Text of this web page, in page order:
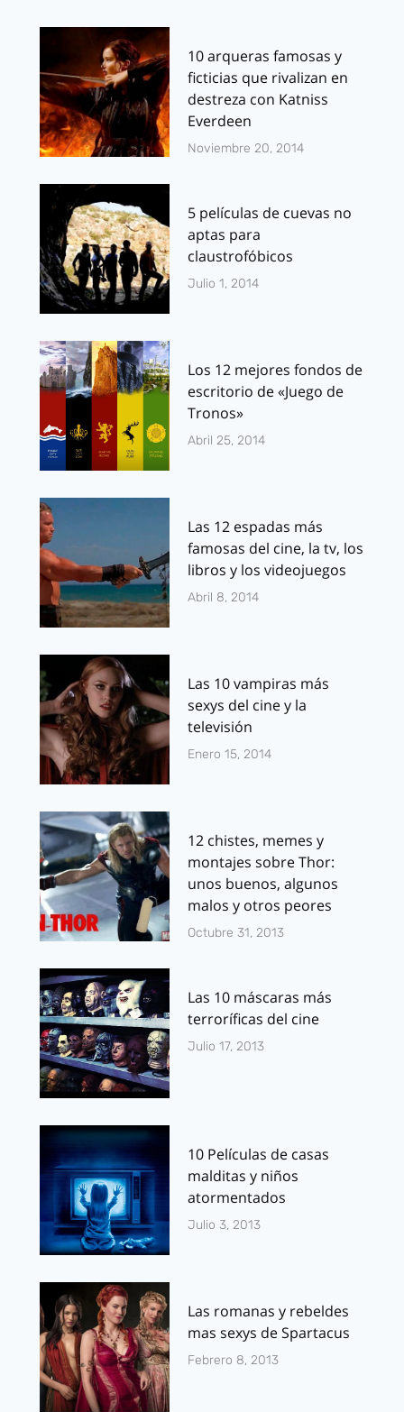
10 arqueras famosas y
ficticias que rivalizan en
destreza con Katniss
Everdeen
Noviembre 20, 2014
5 películas de cuevas no
aptas para
claustrofóbicos
Julio 1, 2014
Los 12 mejores fondos de
escritorio de «Juego de
Tronos»
Abril 25, 2014
Las 12 espadas más
famosas del cine, la tv, los
libros y los videojuegos
Abril 8, 2014
Las 10 vampiras más
sexys del cine y la
televisión
Enero 15, 2014
12 chistes, memes y
montajes sobre Thor:
unos buenos, algunos
malos y otros peores
Octubre 31, 2013
Las 10 máscaras más
terroríficas del cine
Julio 17, 2013
10 Películas de casas
malditas y niños
atormentados
Julio 3, 2013
Las romanas y rebeldes
mas sexys de Spartacus
Febrero 8, 2013